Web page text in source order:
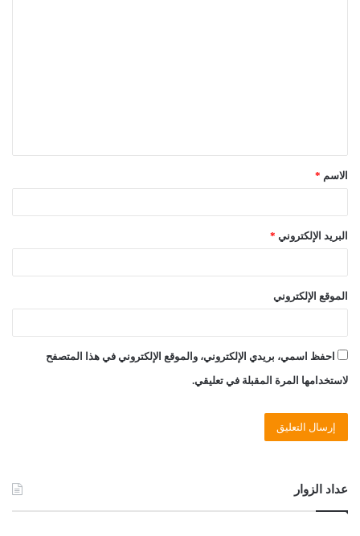
ق
*الاسم *
البريد الإلكتروني *
الموقع الإلكتروني
احفظ اسمي، بريدي الإلكتروني، والموقع الإلكتروني في هذا المتصفح
لاستخدامها المرة المقبلة في تعليقي.
عداد الزوار